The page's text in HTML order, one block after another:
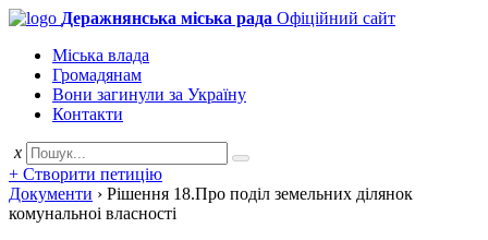
Деражнянська міська рада Офіційний сайт
Міська влада
Громадянам
Вони загинули за Україну
Контакти
x
+ Створити петицію
Документи › Рішення 18.Про подiл земельних дiлянок
комунальноi власностi